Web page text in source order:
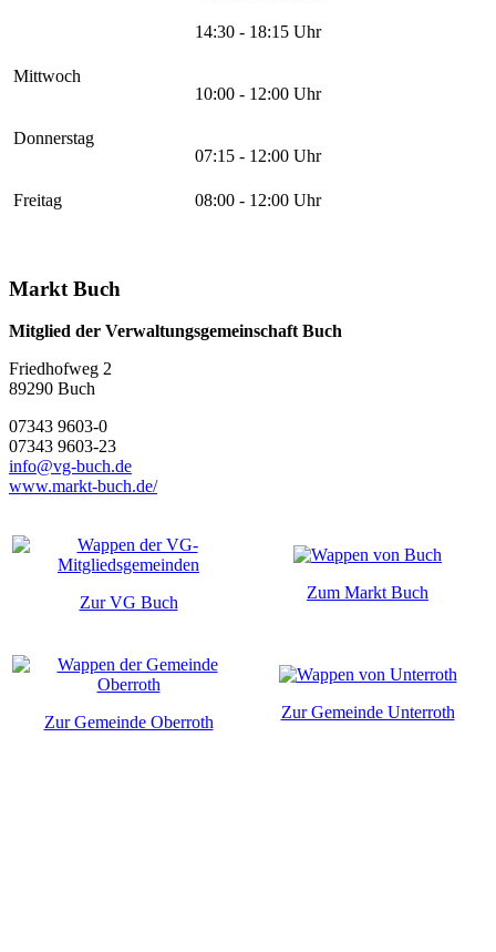
14:30 - 18:15 Uhr
Mittwoch
10:00 - 12:00 Uhr
Donnerstag
07:15 - 12:00 Uhr
Freitag 08:00 - 12:00 Uhr
Markt Buch
Mitglied der Verwaltungsgemeinschaft Buch
Friedhofweg 2
89290 Buch
07343 9603-0
07343 9603-23
info@vg-buch.de
www.markt-buch.de/
Zur VG Buch
Zum Markt Buch
Zur Gemeinde Oberroth
Zur Gemeinde Unterroth